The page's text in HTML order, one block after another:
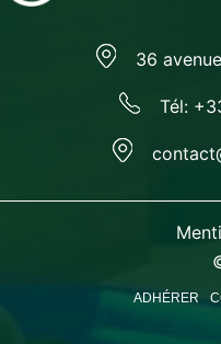
36
Tél:
ADHÉRER